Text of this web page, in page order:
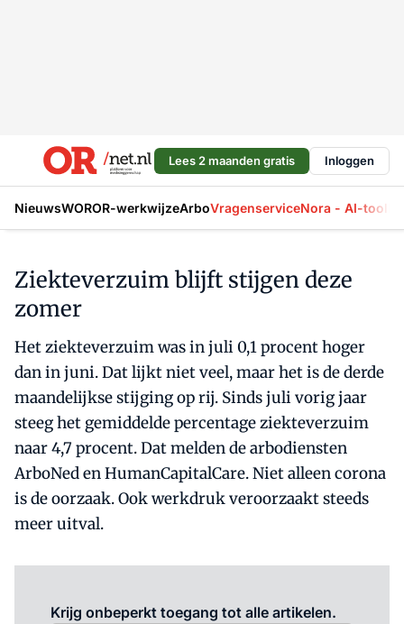
Lees 2 maanden gratis Inloggen
NieuwsWOROR-werkwijzeArboVragenserviceNora - AI-tool
Ziekteverzuim blijft stijgen deze
zomer
Het ziekteverzuim was in juli 0,1 procent hoger
dan in juni. Dat lijkt niet veel, maar het is de derde
maandelijkse stijging op rij. Sinds juli vorig jaar
steeg het gemiddelde percentage ziekteverzuim
naar 4,7 procent. Dat melden de arbodiensten
ArboNed en HumanCapitalCare. Niet alleen corona
is de oorzaak. Ook werkdruk veroorzaakt steeds
meer uitval.
Krijg onbeperkt toegang tot alle artikelen.